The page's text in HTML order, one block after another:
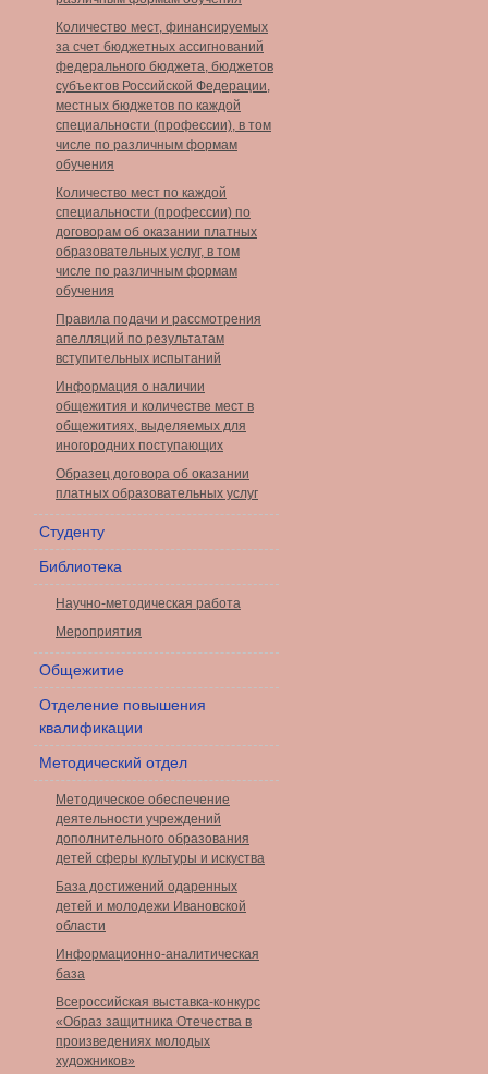
Количество мест, финансируемых
за счет бюджетных ассигнований
федерального бюджета, бюджетов
субъектов Российской Федерации,
местных бюджетов по каждой
специальности (профессии), в том
числе по различным формам
обучения
Количество мест по каждой
специальности (профессии) по
договорам об оказании платных
образовательных услуг, в том
числе по различным формам
обучения
Правила подачи и рассмотрения
апелляций по результатам
вступительных испытаний
Информация о наличии
общежития и количестве мест в
общежитиях, выделяемых для
иногородних поступающих
Образец договора об оказании
платных образовательных услуг
Студенту
Библиотека
Научно-методическая работа
Мероприятия
Общежитие
Отделение повышения
квалификации
Методический отдел
Методическое обеспечение
деятельности учреждений
дополнительного образования
детей сферы культуры и искуства
База достижений одаренных
детей и молодежи Ивановской
области
Информационно-аналитическая
база
Всероссийская выставка-конкурс
«Образ защитника Отечества в
произведениях молодых
художников»